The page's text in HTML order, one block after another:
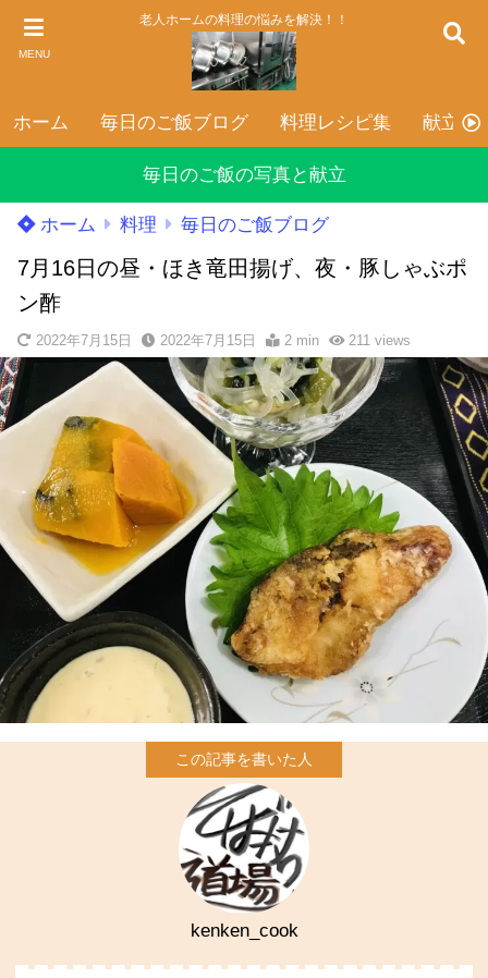
MENU
老人ホームの料理の悩みを解決！！
ホーム 毎日のご飯ブログ 料理レシピ集 献立表
毎日のご飯の写真と献立
ホーム 料理 毎日のご飯ブログ
7月16日の昼・ほき竜田揚げ、夜・豚しゃぶポ
ン酢
2022年7月15日 2022年7月15日 2 min 211views
kenken_cook